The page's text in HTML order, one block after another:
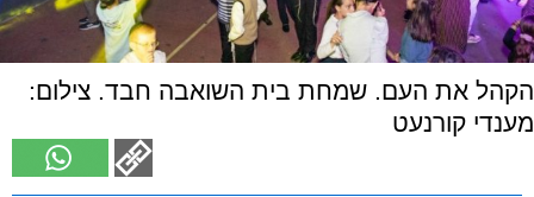
הקהל את העם. שמחת בית השואבה חבד. צילום:
מענדי קורנעט